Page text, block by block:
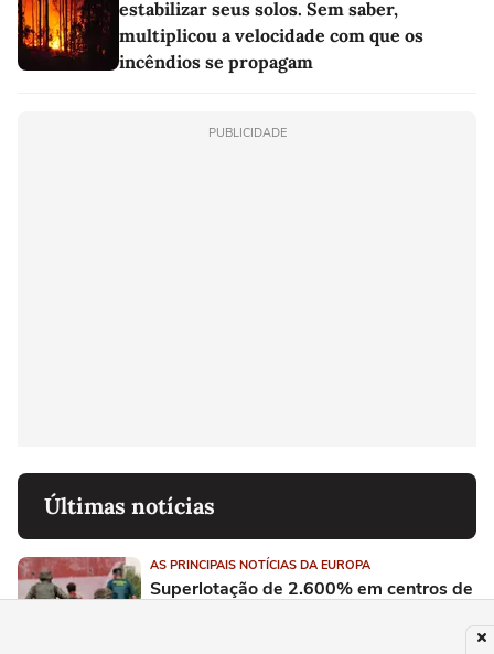
estabilizar seus solos. Sem saber,
multiplicou a velocidade com que os
incêndios se propagam
PUBLICIDADE
Últimas notícias
AS PRINCIPAIS NOTÍCIAS DA EUROPA
Superlotação de 2.600% em centros de